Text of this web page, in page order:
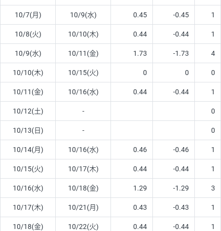
10/7(月) 10/9(水) 0.45 -0.45 1
10/8(火) 10/10(木) 0.44 -0.44 1
10/9(水) 10/11(金) 1.73 -1.73 4
10/10(木) 10/15(火) 0 0 0
10/11(金) 10/16(水) 0.44 -0.44 1
10/12(土) - 0
10/13(日) - 0
10/14(月) 10/16(水) 0.46 -0.46 1
10/15(火) 10/17(木) 0.44 -0.44 1
10/16(水) 10/18(金) 1.29 -1.29 3
10/17(木) 10/21(月) 0.43 -0.43 1
10/18(金) 10/22(火) 0.44 -0.44 1